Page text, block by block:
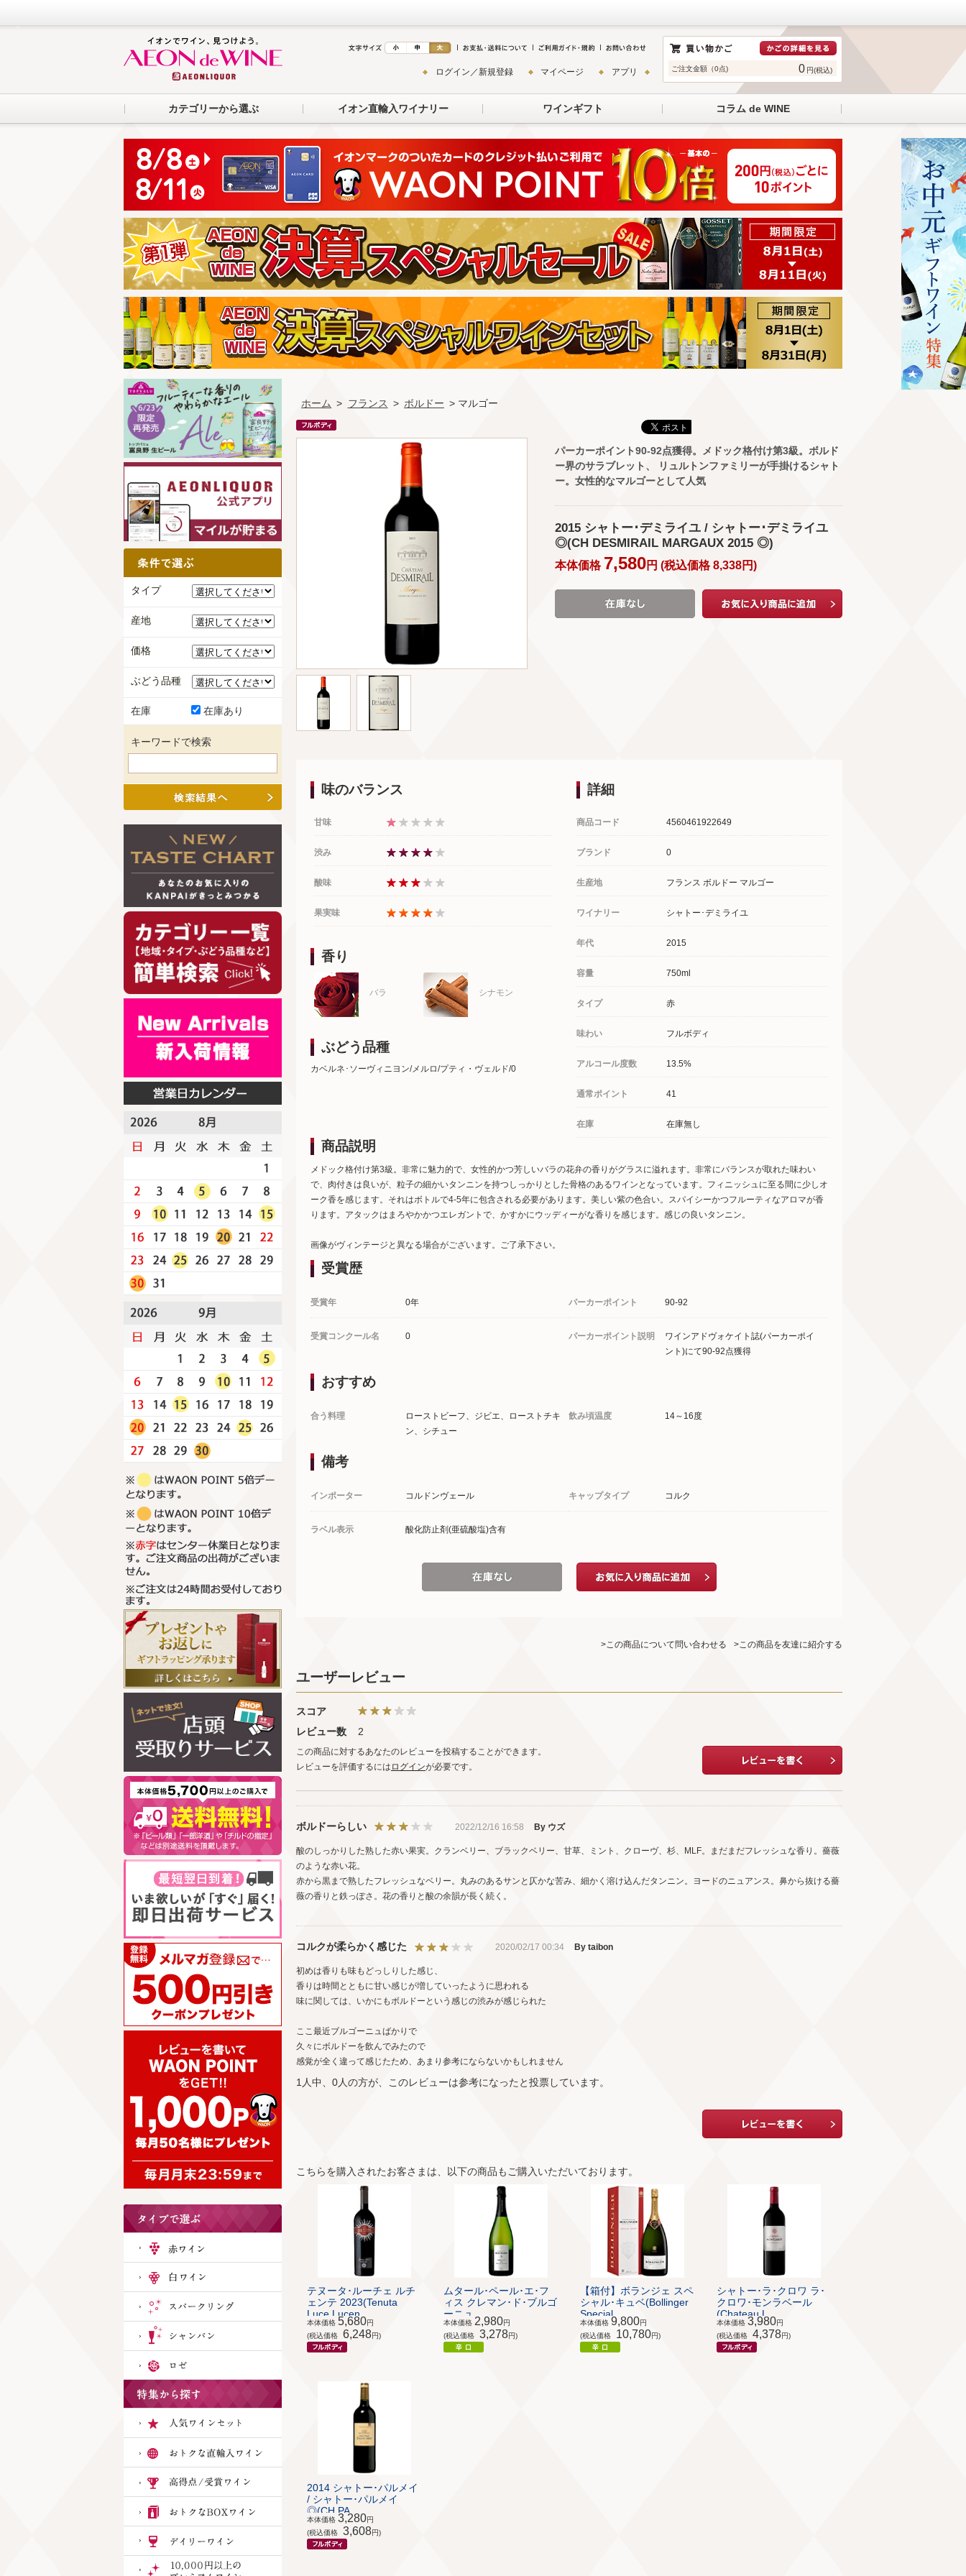
ご注文金額（0点) 0 円(税込)
ログイン／新規登録 マイページ アプリ
カテゴリーから選ぶ イオン直輸入ワイナリー ワインギフト コラム de WINE
ホーム > フランス > ボルドー > マルゴー
パーカーポイント90-92点獲得。メドック格付け第3級。ボルド
ー界のサラブレット、 リュルトンファミリーが手掛けるシャト
ー。女性的なマルゴーとして人気
2015 シャトー･デミライユ / シャトー･デミライユ
◎(CH DESMIRAIL MARGAUX 2015 ◎)
本体価格 7,580円 (税込価格8,338円)
詳細
商品コード 4560461922649
ブランド 0
生産地 フランス ボルドー マルゴー
ワイナリー シャトー･デミライユ
年代 2015
容量 750ml
タイプ 赤
味わい フルボディ
アルコール度数 13.5%
通常ポイント 41
在庫 在庫無し
味のバランス
甘味
渋み
酸味
果実味
香り
バラ シナモン
ぶどう品種
カベルネ･ソーヴィニヨン/メルロ/プティ・ヴェルド/0
商品説明
メドック格付け第3級。非常に魅力的で、女性的かつ芳しいバラの花弁の香りがグラスに溢れます。非常にバランスが取れた味わい
で、肉付きは良いが、粒子の細かいタンニンを持つしっかりとした骨格のあるワインとなっています。フィニッシュに至る間に少しオ
ーク香を感じます。それはボトルで4-5年に包含される必要があります。美しい紫の色合い。スパイシーかつフルーティなアロマが香
ります。アタックはまろやかかつエレガントで、かすかにウッディーがな香りを感じます。感じの良いタンニン。
画像がヴィンテージと異なる場合がございます。ご了承下さい。
受賞歴
受賞年 0年 パーカーポイント 90-92
受賞コンクール名 0 パーカーポイント説明
ワインアドヴォケイト誌(パーカーポイ
ント)にて90-92点獲得
おすすめ
合う料理
ローストビーフ、ジビエ、ローストチキ
ン、シチュー
飲み頃温度 14～16度
備考
インポーター コルドンヴェール キャップタイプ コルク
ラベル表示 酸化防止剤(亜硫酸塩)含有
>この商品について問い合わせる >この商品を友達に紹介する
ユーザーレビュー
スコア
レビュー数
2
この商品に対するあなたのレビューを投稿することができます。
レビューを評価するには ログインが必要です。
ボルドーらしい 2022/12/16 16:58 By ウズ
酸のしっかりした熟した赤い果実。クランベリー、ブラックベリー、甘草、ミント、クローヴ、杉、MLF。まだまだフレッシュな香り。薔薇
のような赤い花。
赤から黒まで熟したフレッシュなベリー。丸みのあるサンと仄かな苦み、細かく溶け込んだタンニン。ヨードのニュアンス。鼻から抜ける薔
薇の香りと鉄っぽさ。花の香りと酸の余韻が長く続く。
コルクが柔らかく感じた 2020/02/17 00:34 By taibon
初めは香りも味もどっしりした感じ、
香りは時間とともに甘い感じが増していったように思われる
味に関しては、いかにもボルドーという感じの渋みが感じられた
ここ最近ブルゴーニュばかりで
久々にボルドーを飲んでみたので
感覚が全く違って感じたため、あまり参考にならないかもしれません
1人中、0人の方が、このレビューは参考になったと投票しています。
こちらを購入されたお客さまは、以下の商品もご購入いただいております。
テヌータ･ルーチェ ルチ
ェンテ 2023(Tenuta
Luce Lucen...
本体価格 5,680円
(税込価格
6,248円)
ムタール･ペール･エ･フ
ィス クレマン･ド･ブルゴ
ーニュ ...
本体価格 2,980円
(税込価格
3,278円)
【箱付】ボランジェ スペ
シャル･キュベ(Bollinger
Special...
本体価格 9,800円
(税込価格
10,780円)
シャトー･ラ･クロワ ラ･
クロワ･モンラベール
(Chateau L...
本体価格 3,980円
(税込価格
4,378円)
2014 シャトー･パルメイ
/ シャトー･パルメイ
◎(CH PA...
本体価格 3,280円
(税込価格
3,608円)
タイプ
産地
価格
ぶどう品種
在庫 在庫あり
キーワードで検索